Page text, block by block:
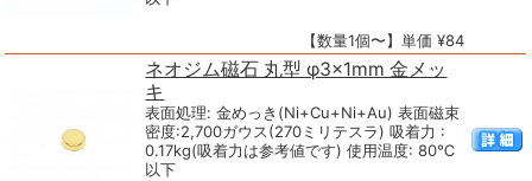
【数量1個〜】単価 ¥84
ネオジム磁石 丸型 φ3×1mm 金メッ
キ
表面処理: 金めっき(Ni+Cu+Ni+Au) 表面磁束
密度:2,700ガウス(270ミリテスラ) 吸着力 :
0.17kg(吸着力は参考値です) 使用温度: 80℃
以下